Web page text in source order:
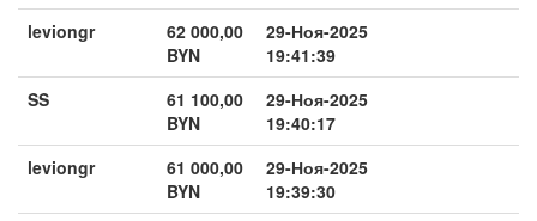
leviongr
62 000,00
BYN
29-Ноя-2025
19:41:39
SS
61 100,00
BYN
29-Ноя-2025
19:40:17
leviongr
61 000,00
BYN
29-Ноя-2025
19:39:30